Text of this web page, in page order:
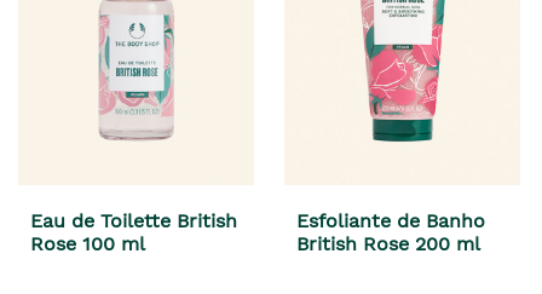
Eau de Toilette British
Rose 100 ml
Esfoliante de Banho
British Rose 200 ml